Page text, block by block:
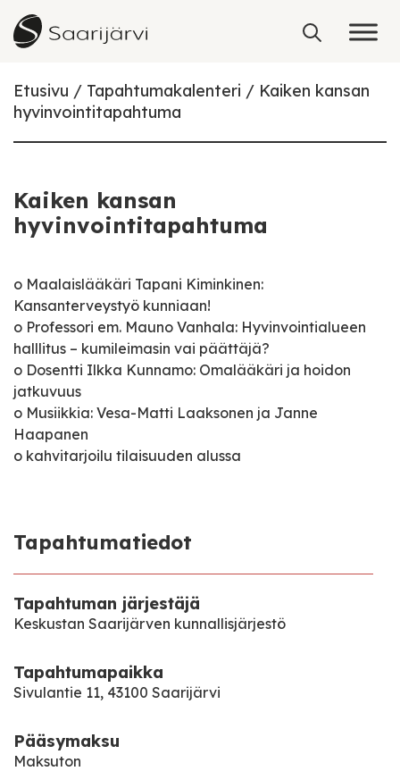
Skip to content
Etusivu Tapahtumakalenteri
Kaiken kansan
hyvinvointitapahtuma
Kaiken kansan
hyvinvointitapahtuma
o Maalaislääkäri Tapani Kiminkinen:
Kansanterveystyö kunniaan!
o Professori em. Mauno Vanhala: Hyvinvointialueen
halllitus – kumileimasin vai päättäjä?
o Dosentti Ilkka Kunnamo: Omalääkäri ja hoidon
jatkuvuus
o Musiikkia: Vesa-Matti Laaksonen ja Janne
Haapanen
o kahvitarjoilu tilaisuuden alussa
Tapahtumatiedot
Tapahtuman järjestäjä
Keskustan Saarijärven kunnallisjärjestö
Tapahtumapaikka
Sivulantie 11, 43100 Saarijärvi
Pääsymaksu
Maksuton